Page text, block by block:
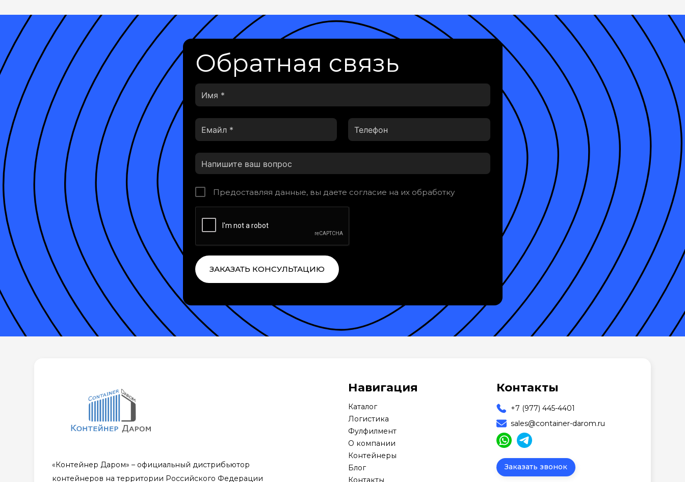
Обратная связь
Предоставляя данные, вы даете согласие на их обработку
ЗАКАЗАТЬ КОНСУЛЬТАЦИЮ
«Контейнер Даром» – официальный дистрибьютор
контейнеров на территории Российского Федерации
Навигация
Каталог
Логистика
Фулфилмент
О компании
Контейнеры
Блог
Контакты
Контакты
+7 (977) 445-4401
sales@container-darom.ru
Заказать звонок